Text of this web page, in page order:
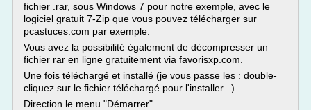
fichier .rar, sous Windows 7 pour notre exemple, avec le
logiciel gratuit 7-Zip que vous pouvez télécharger sur
pcastuces.com par exemple.
Vous avez la possibilité également de décompresser un
fichier rar en ligne gratuitement via favorisxp.com.
Une fois téléchargé et installé (je vous passe les : double-
cliquez sur le fichier téléchargé pour l'installer...).
Direction le menu "Démarrer"